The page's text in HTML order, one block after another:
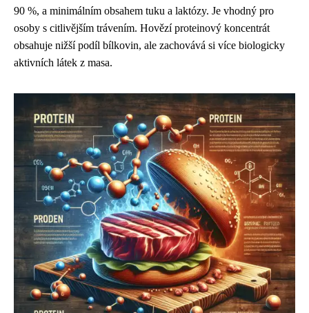
90 %, a minimálním obsahem tuku a laktózy. Je vhodný pro
osoby s citlivějším trávením. Hovězí proteinový koncentrát
obsahuje nižší podíl bílkovin, ale zachovává si více biologicky
aktivních látek z masa.